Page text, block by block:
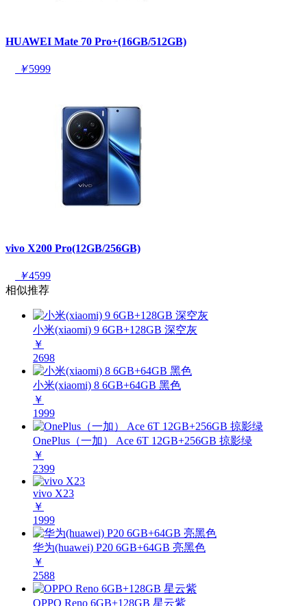
HUAWEI Mate 70 Pro+(16GB/512GB)
￥5999
vivo X200 Pro(12GB/256GB)
￥4599
相似推荐
小米(xiaomi) 9 6GB+128GB 深空灰
￥
2698
小米(xiaomi) 8 6GB+64GB 黑色
￥
1999
OnePlus（一加） Ace 6T 12GB+256GB 掠影绿
￥
2399
vivo X23
￥
1999
华为(huawei) P20 6GB+64GB 亮黑色
￥
2588
OPPO Reno 6GB+128GB 星云紫